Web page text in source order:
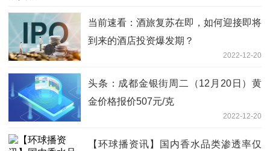
当前速看：酒旅复苏在即，如何迎接即将
到来的酒店投资爆发期？
2022-12-20
头条：成都金银街周二（12月20日）黄
金价格报价507元/克
2022-12-20
【环球播资讯】国内香水品类渗透率仅